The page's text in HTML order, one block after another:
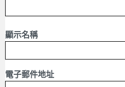
顯示名稱
電子郵件地址